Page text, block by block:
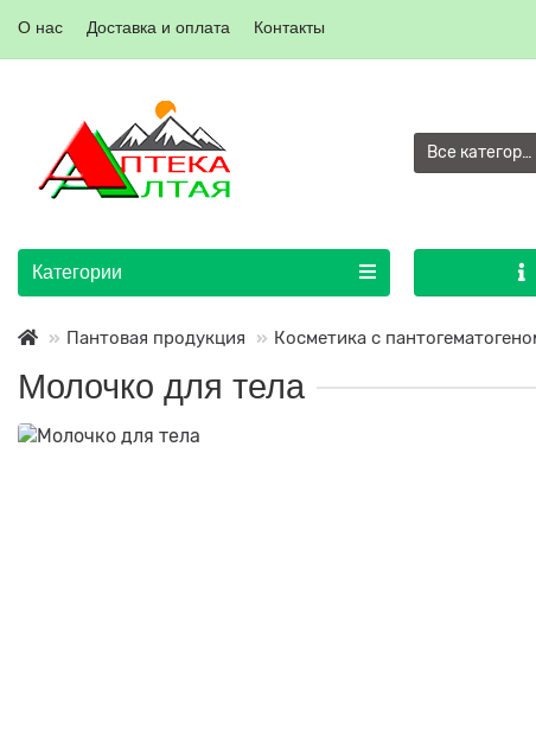
О нас Доставка и оплата Контакты
Все
Категории
Пантовая продукция Косметика с
Молочко для тела